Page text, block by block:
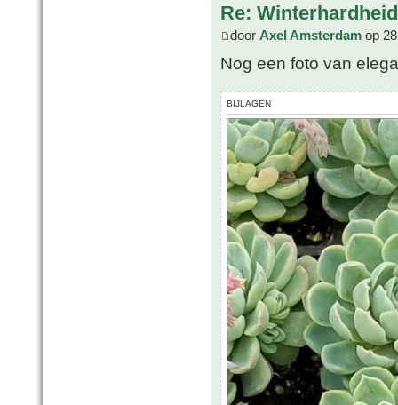
Re:
door Axel Amsterdam op
Nog een foto van
BIJLAGEN